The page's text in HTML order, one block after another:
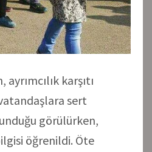
karşıtı
sert
görülürken,
öğrenildi. Öte